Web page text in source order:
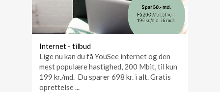
Internet - tilbud
Lige nu kan du få YouSee internet og den
mest populære hastighed, 200 Mbit, til kun
199 kr./md. Du sparer 698 kr. i alt. Gratis
oprettelse ...